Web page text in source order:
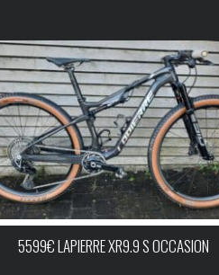
5599€ LAPIERRE XR9.9 S OCCASION